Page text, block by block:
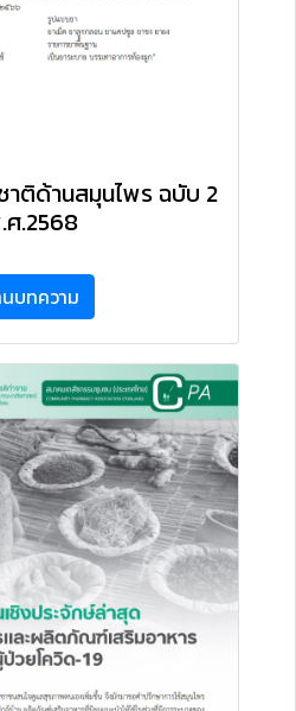
ติด้านสมุนไพร ฉบับ 2
.2568
นบทความ